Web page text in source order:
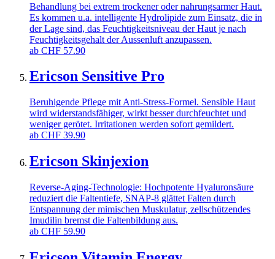
Behandlung bei extrem trockener oder nahrungsarmer Haut.
Es kommen u.a. intelligente Hydrolipide zum Einsatz, die in
der Lage sind, das Feuchtigkeitsniveau der Haut je nach
Feuchtigkeitsgehalt der Aussenluft anzupassen.
ab CHF 57.90
Ericson Sensitive Pro
Beruhigende Pflege mit Anti-Stress-Formel. Sensible Haut
wird widerstandsfähiger, wirkt besser durchfeuchtet und
weniger gerötet. Irritationen werden sofort gemildert.
ab CHF 39.90
Ericson Skinjexion
Reverse-Aging-Technologie: Hochpotente Hyaluronsäure
reduziert die Faltentiefe, SNAP-8 glättet Falten durch
Entspannung der mimischen Muskulatur, zellschützendes
Imudilin bremst die Faltenbildung aus.
ab CHF 59.90